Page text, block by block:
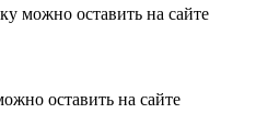
можно оставить на сайте
оставить на сайте